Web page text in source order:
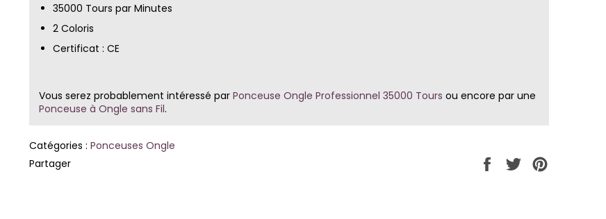
35000 Tours par Minutes
2 Coloris
Certificat : CE
Vous serez probablement intéressé par Ponceuse Ongle Professionnel 35000 Tours ou encore par une
Ponceuse à Ongle sans Fil.
Catégories : Ponceuses Ongle
Partager
Partager
sur
Tweeter
sur